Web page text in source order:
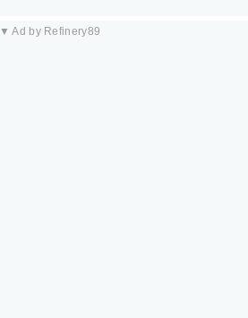
▼ Ad by Refinery89